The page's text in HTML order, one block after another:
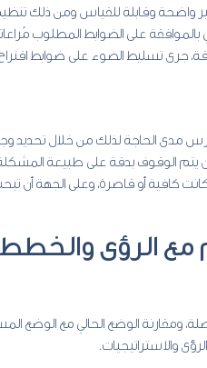
وقابلة للقياس ومن ذلك تنظيم
ذلك قرار مجلس الوزراء رقم (713) وتاريخ 30/11/1438هـ القاضي
جرى تسليط الضوء على ضوابط اقتراح
مدى الحاجة لذلك من خلال تحديد
الوقوف بدقة على طبيعة
كافية أو قاصرة، وعلى الجهة أن
مع الرؤى
ومقارنة الوضع الحالي مع الوضع
والاستراتيجيات.